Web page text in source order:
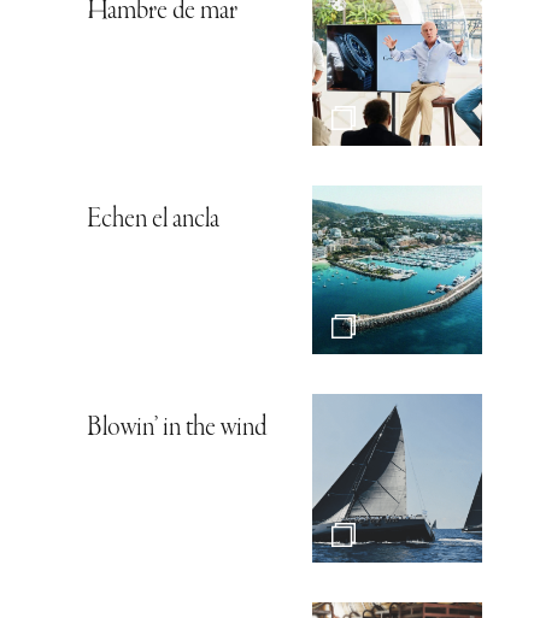
Hambre de mar
Echen el ancla
Blowin’ in the wind